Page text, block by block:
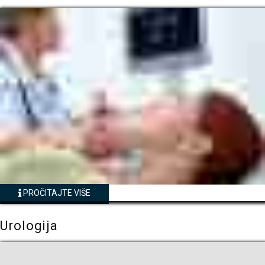
PROČITAJTE VIŠE
Urologija